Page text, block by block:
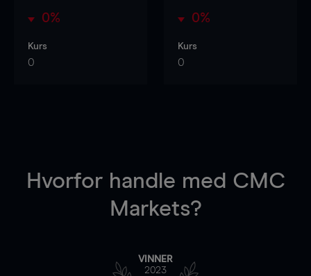
0%
Kurs
0
0%
Kurs
0
Hvorfor handle med CMC
Markets?
VINNER
2023